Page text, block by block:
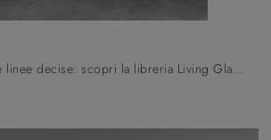
Texture di pregio e linee decise: scopri la libreria Living Glass di Arredo3 tra le più esclusive Librerie moderne divisorie.